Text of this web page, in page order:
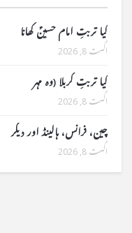
کیا تربتِ امام حسینؑ کھانا
اگست 8, 2026
کیا تربتِ کربلا (وہ مہر
اگست 8, 2026
چین، فرانس، ہالینڈ اور دیگر
اگست 8, 2026